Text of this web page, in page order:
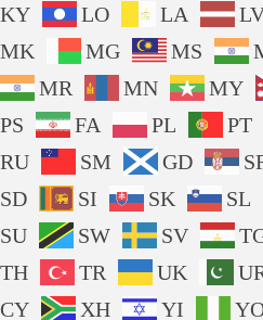
KY
LO LA
MK
MG MS
MR
MN MY
PS
FA PL PT
RU
SM GD
SD
SI SK SL
SU
SW SV
TH
TR UK
CY
XH YI